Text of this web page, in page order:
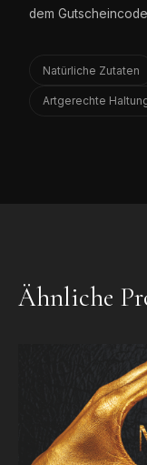
dem
Natürliche Zutaten
Artgerechte
Ähnliche